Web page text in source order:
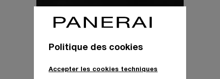
Politique des cookies
Accepter les cookies techniques